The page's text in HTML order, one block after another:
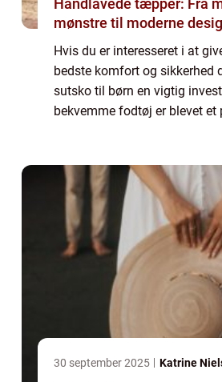
mønstre til moderne
Hvis du er interesseret i at
bedste komfort og sikkerhed
sutsko til børn en vigtig
bekvemme fodtøj er blevet
30 september 2025 Katrine